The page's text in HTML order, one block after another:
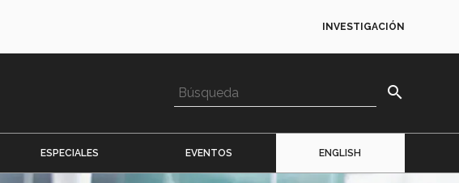
INVESTIGACIÓN
search
ESPECIALES EVENTOS ENGLISH